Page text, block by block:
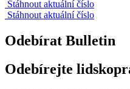
Stáhnout aktuální číslo
Stáhnout aktuální číslo
Odebírat Bulletin
Odebírejte